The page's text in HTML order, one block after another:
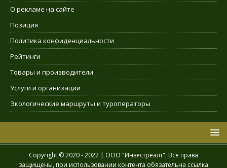
О рекламе на сайте
Позиция
Политика конфиденциальности
Рейтинги
Товары и производители
Услуги и организации
Экологические маршруты и туроператоры
Copyright © 2020 - 2022 | ООО "Инвестреалт". Все права
защищены, при использовании контента обязательна ссылка